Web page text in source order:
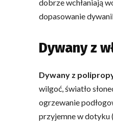
dobrze wchłaniają
dopasowanie
Dywany z
Dywany z
wilgoć, światło
ogrzewanie
przyjemne w dotyku